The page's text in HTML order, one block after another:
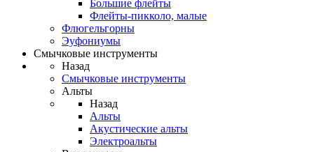
Большие флейты
Флейты-пикколо, малые
Флюгельгорны
Эуфониумы
Смычковые инструменты
Назад
Смычковые инструменты
Альты
Назад
Альты
Акустические альты
Электроальты